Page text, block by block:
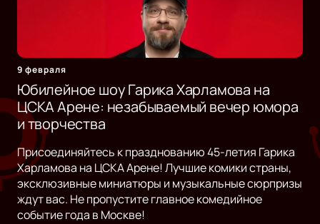
9 февраля
Юбилейное шоу Гарика Харламова на
ЦСКА Арене: незабываемый вечер юмора
и творчества
Присоединяйтесь к празднованию 45-летия Гарика
Харламова на ЦСКА Арене! Лучшие комики страны,
эксклюзивные миниатюры и музыкальные сюрпризы
ждут вас. Не пропустите главное комедийное
событие года в Москве!